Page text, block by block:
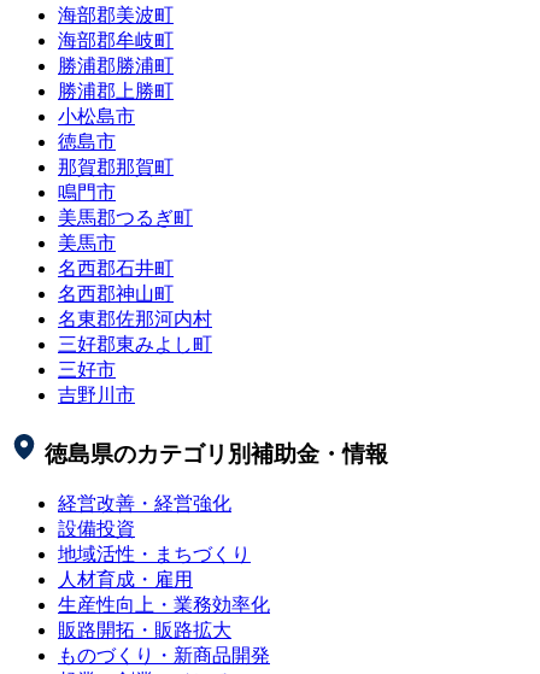
海部郡美波町
海部郡牟岐町
勝浦郡勝浦町
勝浦郡上勝町
小松島市
徳島市
那賀郡那賀町
鳴門市
美馬郡つるぎ町
美馬市
名西郡石井町
名西郡神山町
名東郡佐那河内村
三好郡東みよし町
三好市
吉野川市
徳島県のカテゴリ別補助金・情報
経営改善・経営強化
設備投資
地域活性・まちづくり
人材育成・雇用
生産性向上・業務効率化
販路開拓・販路拡大
ものづくり・新商品開発